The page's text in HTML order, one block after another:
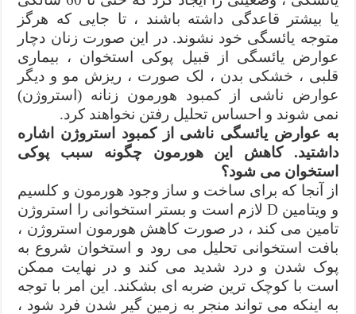
یا بیشتر قاعدگی داشته باشند ، تا جایی که هرگز
متوجه یائسگی خود نشوند. در این صورت زنان دچار
عوارض یائسگی از قبیل پوکی استخوان ، بیماری
قلبی ، خشکی بدن ، لک صورت ، ریزش مو و دیگر
عوارض ناشی از کمبود هورمون زنانه (استروژن)
نمی شوند و احساس تحلیل رفتن نخواهند کرد.
به عوارض یائسگی ناشی از کمبود استروژن اشاره
داشتید. کاهش این هورمون چگونه سبب پوکی
استخوان می شود؟
از آنجا که برای ساخت و ساز وجود هورمون و کلسیم
و ویتامین D لازم است و بستر استخوانی را استروژن
تامین می کند ، در صورت کاهش هورمون استروژن ،
بافت استخوانی تحلیل می رود و استخوان شروع به
پوک شدن و درد شدید می کند و در نهایت ممکن
است با کوچک ترین ضربه ای بشکند. این امر با توجه
به اینکه می تواند منجر به زمین گیر شدن فرد شود ،